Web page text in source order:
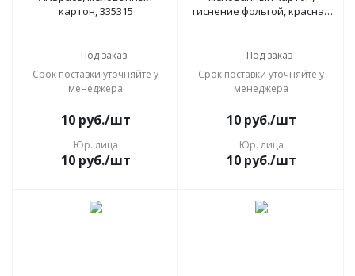
картон, 335315
Под заказ
Срок поставки уточняйте у
менеджера
10руб./шт
Юр. лица
10руб./шт
тиснение фольгой, красная,
Под заказ
Срок поставки уточняйте у
менеджера
10руб./шт
Юр. лица
10руб./шт